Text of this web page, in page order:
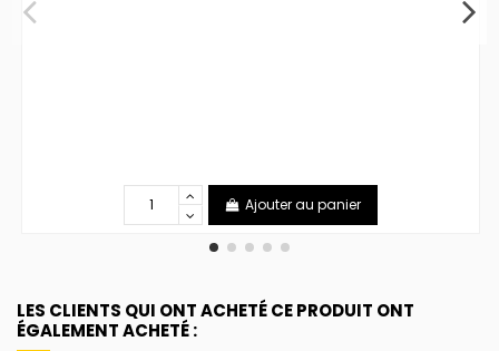
Ajouter au panier
LES CLIENTS QUI ONT ACHETÉ CE PRODUIT ONT
ÉGALEMENT ACHETÉ :